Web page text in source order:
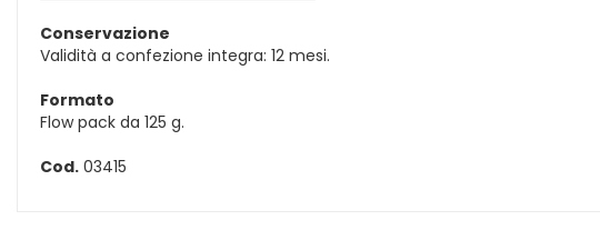
Conservazione
Validità a confezione integra: 12 mesi.
Formato
Flow pack da 125 g.
Cod. 03415